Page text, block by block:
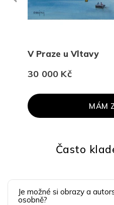
Často
Je možné si obrazy a
osobně?
V Praze u Vltavy
30 000 Kč
MÁM